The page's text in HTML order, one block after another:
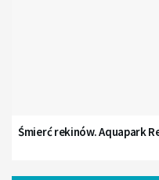
Śmierć rekinów. Aquapark